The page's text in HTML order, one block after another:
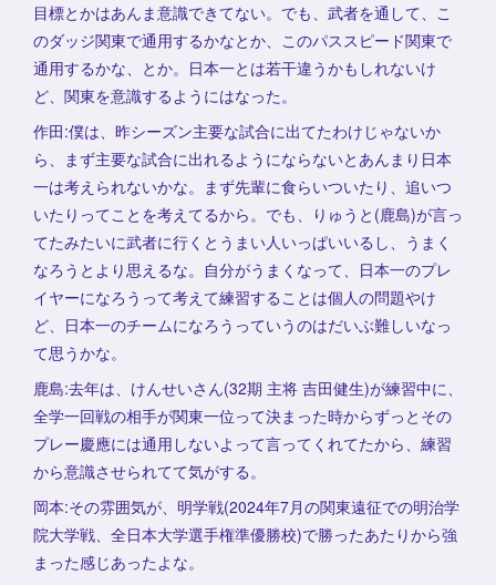
目標とかはあんま意識できてない。でも、武者を通して、こ
のダッジ関東で通用するかなとか、このパススピード関東で
通用するかな、とか。日本一とは若干違うかもしれないけ
ど、関東を意識するようにはなった。
作田:僕は、昨シーズン主要な試合に出てたわけじゃないか
ら、まず主要な試合に出れるようにならないとあんまり日本
一は考えられないかな。まず先輩に食らいついたり、追いつ
いたりってことを考えてるから。でも、りゅうと(鹿島)が言っ
てたみたいに武者に行くとうまい人いっぱいいるし、うまく
なろうとより思えるな。自分がうまくなって、日本一のプレ
イヤーになろうって考えて練習することは個人の問題やけ
ど、日本一のチームになろうっていうのはだいぶ難しいなっ
て思うかな。
鹿島:去年は、けんせいさん(32期 主将 吉田健生)が練習中に、
全学一回戦の相手が関東一位って決まった時からずっとその
プレー慶應には通用しないよって言ってくれてたから、練習
から意識させられてて気がする。
岡本:その雰囲気が、明学戦(2024年7月の関東遠征での明治学
院大学戦、全日本大学選手権準優勝校)で勝ったあたりから強
まった感じあったよな。